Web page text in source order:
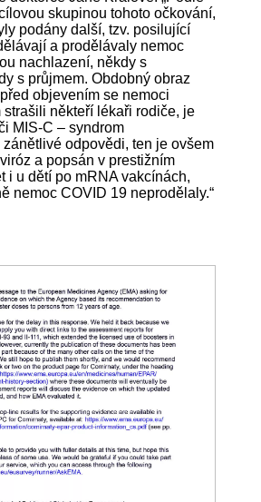
skupinou tohoto očkování,
podány další, tzv. posilující
a prodělávaly nemoc
nachlazení, někdy s
s průjmem. Obdobný obraz
objevením se nemoci
strašili někteří lékaři rodiče, je
MIS-C – syndrom
odpovědi, ten je ovšem
a popsán v prestižním
i u dětí po mRNA vakcínách,
nemoc COVID 19 neprodělaly.“